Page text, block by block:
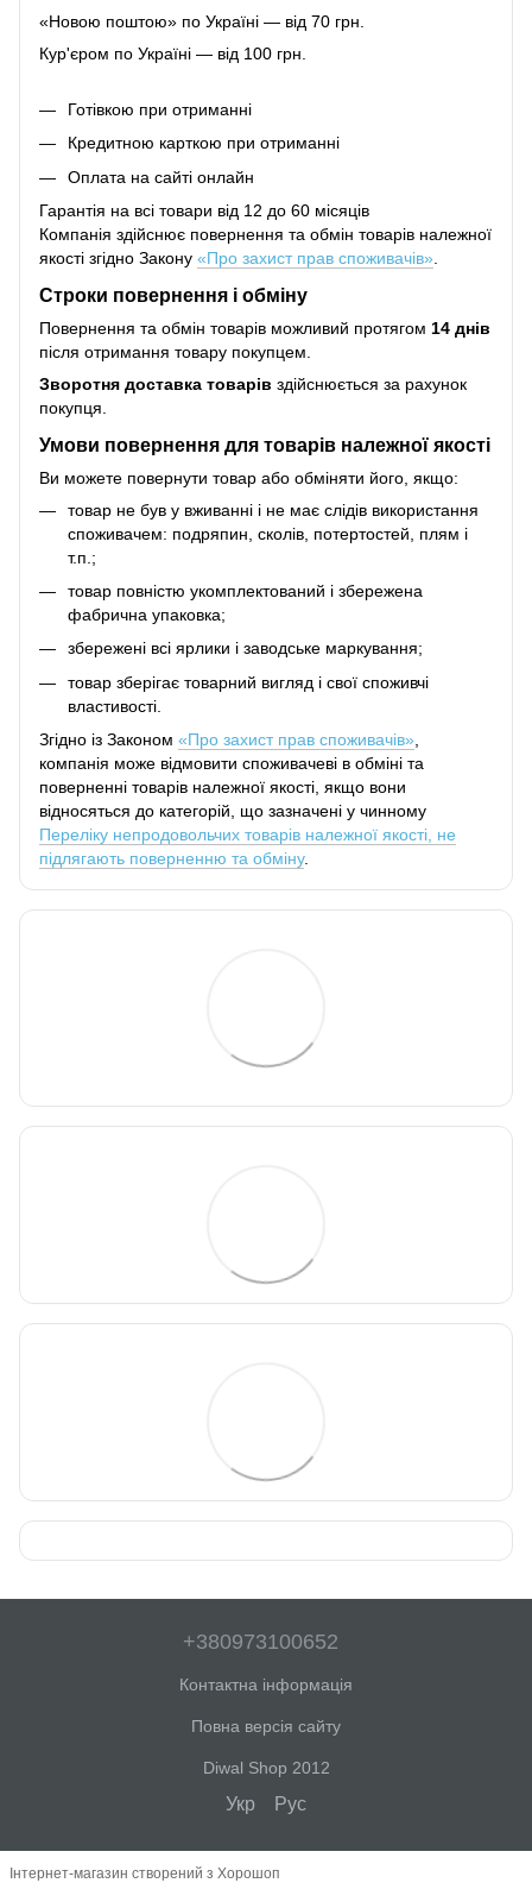
«Новою поштою» по Україні — від 70 грн.
Кур'єром по Україні — від 100 грн.
Готівкою при отриманні
Кредитною карткою при отриманні
Оплата на сайті онлайн
Гарантія на всі товари від 12 до 60 місяців
Компанія здійснює повернення та обмін товарів належної
якості згідно Закону «Про захист прав споживачів»
Строки повернення і обміну
Повернення та обмін товарів можливий протягом 14 днів
після отримання товару покупцем.
Зворотня доставка товарів здійснюється за рахунок
покупця.
Умови повернення для товарів належної якості
Ви можете повернути товар або обміняти його, якщо:
товар не був у вживанні і не має слідів використання
споживачем: подряпин, сколів, потертостей, плям і
т.п.;
товар повністю укомплектований і збережена
фабрична упаковка;
збережені всі ярлики і заводське маркування;
товар зберігає товарний вигляд і свої споживчі
властивості.
Згідно із Законом «Про захист прав споживачів»
компанія може відмовити споживачеві в обміні та
поверненні товарів належної якості, якщо вони
відносяться до категорій, що зазначені у чинному
Переліку непродовольчих товарів належної якості, не
підлягають поверненню та обміну.
+380973100652
Контактна інформація
Повна версія сайту
Diwal Shop 2012
Укр Рус
Інтернет-магазин створений з Хорошоп